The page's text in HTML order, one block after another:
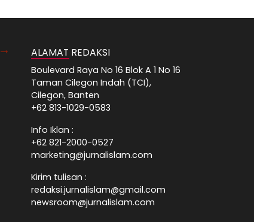
ALAMAT REDAKSI
Boulevard Raya No 16 Blok A 1 No 16
Taman Cilegon Indah (TCI),
Cilegon, Banten
+62 813-1029-0583
Info Iklan :
+62 821-2000-0527
marketing@jurnalislam.com
Kirim tulisan :
redaksi.jurnalislam@gmail.com
newsroom@jurnalislam.com